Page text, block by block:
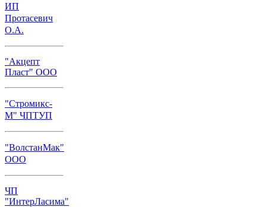
ИП
Протасевич
О.А.
"Акцепт
Пласт" ООО
"Стромикс-
М" ЧПТУП
"ВолстанМак"
ООО
ЧП
"ИнтерЛасима"